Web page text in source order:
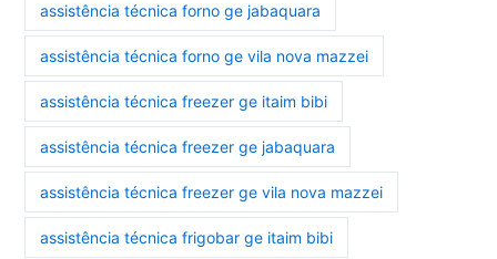
assistência técnica forno ge jabaquara
assistência técnica forno ge vila nova mazzei
assistência técnica freezer ge itaim bibi
assistência técnica freezer ge jabaquara
assistência técnica freezer ge vila nova mazzei
assistência técnica frigobar ge itaim bibi